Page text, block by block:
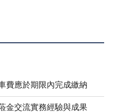
費應於期限內完成繳納
金交流實務經驗與成果